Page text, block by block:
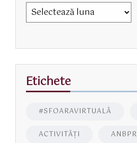
Etichete
#SFOARAVIRTUALĂ
ACTIVITĂŢI ANBPR